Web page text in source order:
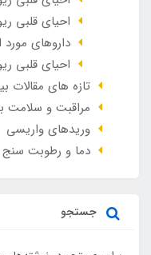
احیای قلبی
داروهای مورد
احیای قلبی
تازه های مقالات
مراقبت و سلامت
وريدهاي واريسي
دما و رطوبت سنج
جستجو